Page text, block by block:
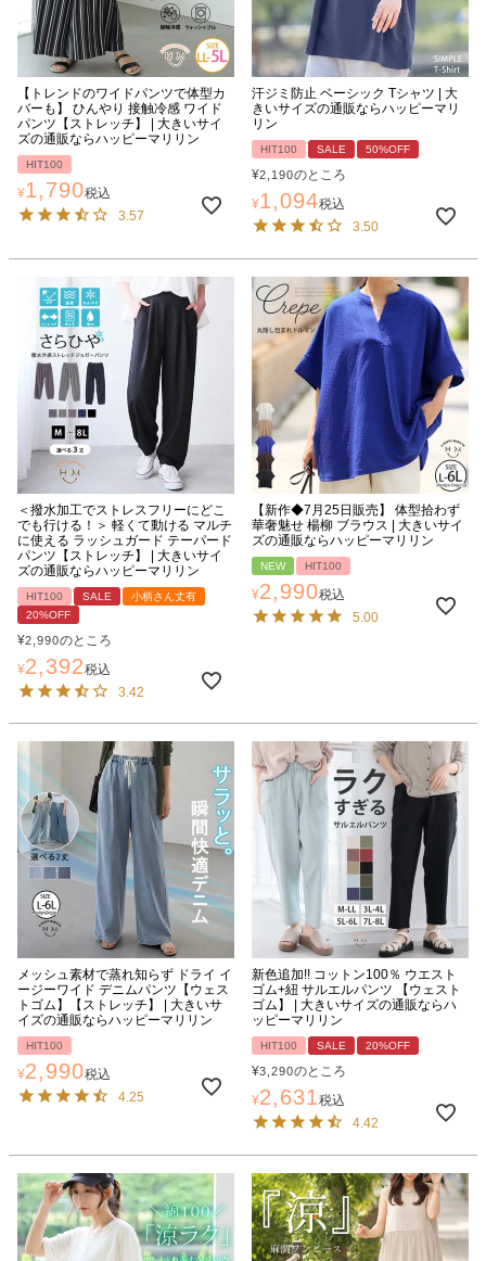
【トレンドのワイドパンツで体型カ
バーも】 ひんやり 接触冷感 ワイド
パンツ【ストレッチ】 | 大きいサイ
ズの通販ならハッピーマリリン
HIT100
¥1,790税込
3.57
汗ジミ防止 ベーシック Tシャツ | 大
きいサイズの通販ならハッピーマリ
リン
HIT100 SALE 50%OFF
¥2,190のところ
¥1,094税込
3.50
＜撥水加工でストレスフリーにどこ
でも行ける！＞ 軽くて動ける マルチ
に使える ラッシュガード テーパード
パンツ【ストレッチ】 | 大きいサイ
ズの通販ならハッピーマリリン
HIT100 SALE
小柄さん丈有
20%OFF
¥2,990のところ
¥2,392税込
3.42
【新作◆7月25日販売】 体型拾わず
華奢魅せ 楊柳 ブラウス | 大きいサイ
ズの通販ならハッピーマリリン
NEW HIT100
¥2,990税込
5.00
メッシュ素材で蒸れ知らず ドライ イ
ージーワイド デニムパンツ【ウェス
トゴム】【ストレッチ】 | 大きいサ
イズの通販ならハッピーマリリン
HIT100
¥2,990税込
4.25
新色追加!! コットン100％ ウエスト
ゴム+紐 サルエルパンツ 【ウェスト
ゴム】 | 大きいサイズの通販ならハ
ッピーマリリン
HIT100 SALE 20%OFF
¥3,290のところ
¥2,631税込
4.42